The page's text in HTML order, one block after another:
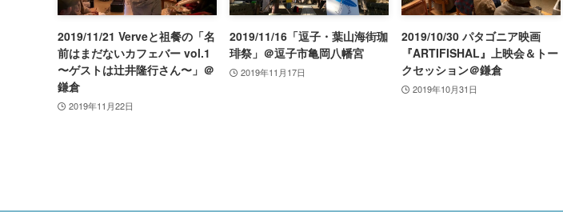
2019/11/21 Verveと祖餐の「名
前はまだないカフェバー vol.1
〜ゲストは辻井隆行さん〜」＠
鎌倉
2019年11月22日
2019/11/16「逗子・葉山海街珈
琲祭」＠逗子市亀岡八幡宮
2019年11月17日
2019/10/30 パタゴニア映画
『ARTIFISHAL』上映会＆トー
クセッション＠鎌倉
2019年10月31日